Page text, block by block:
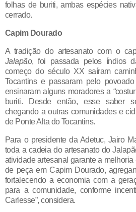
folhas de buriti, ambas espécies
cerrado.
Capim Dourado
A tradição do artesanato com o
Jalapão, foi passada pelos índios
começo do século XX saíram
Tocantins e passaram pelo
ensinaram alguns moradores a
buriti. Desde então, esse saber
chegando a outras comunidades e
de Ponte Alta do Tocantins.
Para o presidente da Adetuc, Jairo
toda a cadeia do artesanato do
atividade artesanal garante a
de peça em Capim Dourado,
fortalecendo a economia com a
para a comunidade, conforme
Carlesse”, considera.